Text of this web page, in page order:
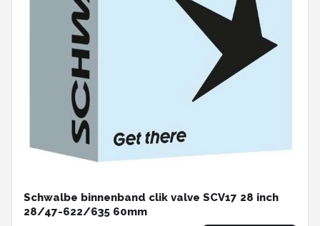
Schwalbe binnenband clik valve SCV17 28 inch
28/47-622/635 60mm